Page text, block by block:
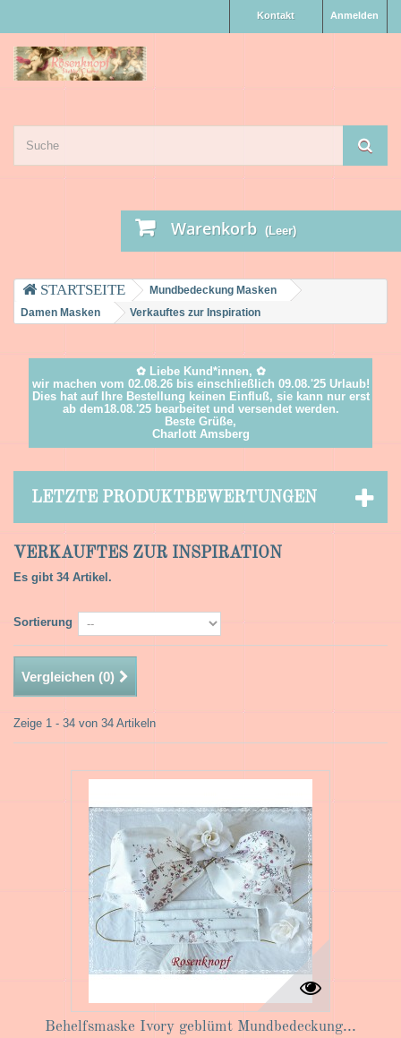
Anmelden
Kontakt
Warenkorb (Leer)
Mundbedeckung Masken
Damen Masken
Verkauftes zur Inspiration
✿ Liebe Kund*innen, ✿
wir machen vom 02.08.26 bis einschließlich 09.08.'25 Urlaub!
Dies hat auf Ihre Bestellung keinen Einfluß, sie kann nur erst
ab dem18.08.'25 bearbeitet und versendet werden.
Beste Grüße,
Charlott Amsberg
LETZTE PRODUKTBEWERTUNGEN
VERKAUFTES ZUR INSPIRATION
Es gibt 34 Artikel.
Sortierung
Vergleichen (0)
Zeige 1 - 34 von 34 Artikeln
Behelfsmaske Ivory geblümt Mundbedeckung...